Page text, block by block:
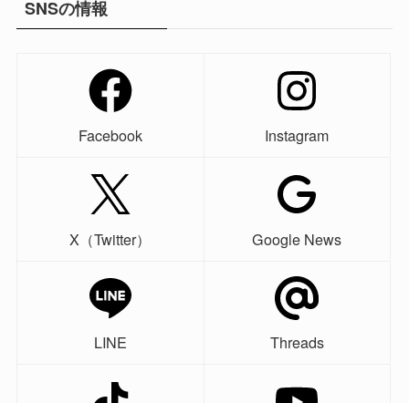
SNSの情報
Facebook Instagram
X（Twitter） Google News
LINE Threads